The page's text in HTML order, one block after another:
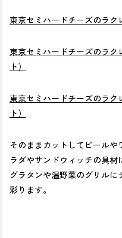
東京セミハードチーズのラク
東京セミハードチーズのラク
ト）
東京セミハードチーズのラク
ト）
そのままカットしてビール
ラダやサンドウィッチの具材
グラタンや温野菜のグリル
彩ります。